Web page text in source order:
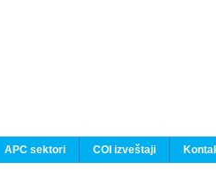
APC sektori COI izveštaji